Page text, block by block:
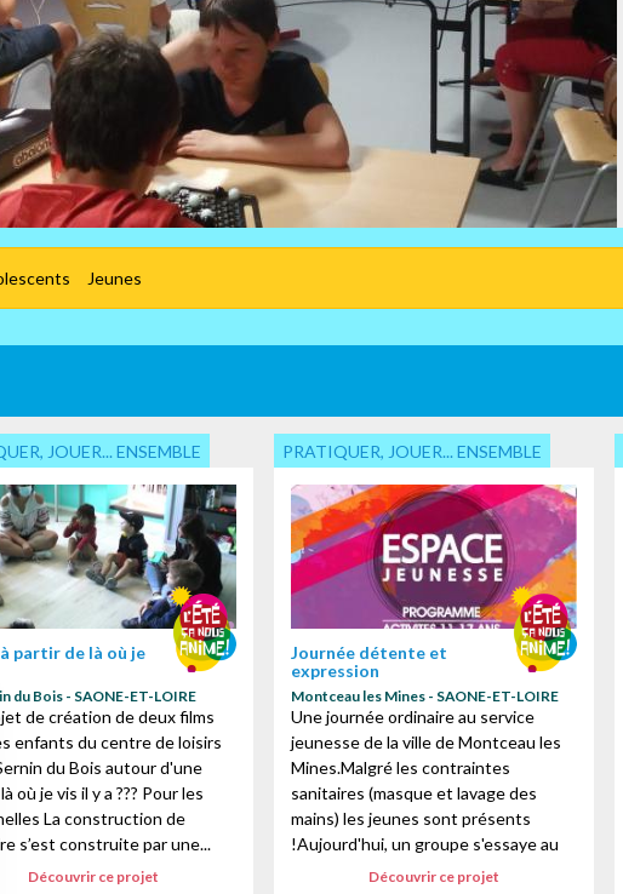
Jeunes
JOUER... ENSEMBLE
partir de là où je
du Bois - SAONE-ET-LOIRE
de création de deux films
enfants du centre de loisirs
du Bois autour d'une
où je vis il y a ??? Pour les
La construction de
s’est construite par une...
Découvrir ce projet
PRATIQUER, JOUER... ENSEMBLE
Journée détente et
expression
Montceau les Mines - SAONE-ET-LOIRE
Une journée ordinaire au service
jeunesse de la ville de Montceau les
Mines.Malgré les contraintes
sanitaires (masque et lavage des
mains) les jeunes sont présents
!Aujourd'hui, un groupe s'essaye au
dessin et à l'...Découvrir ce projet
le bandeau des cookies